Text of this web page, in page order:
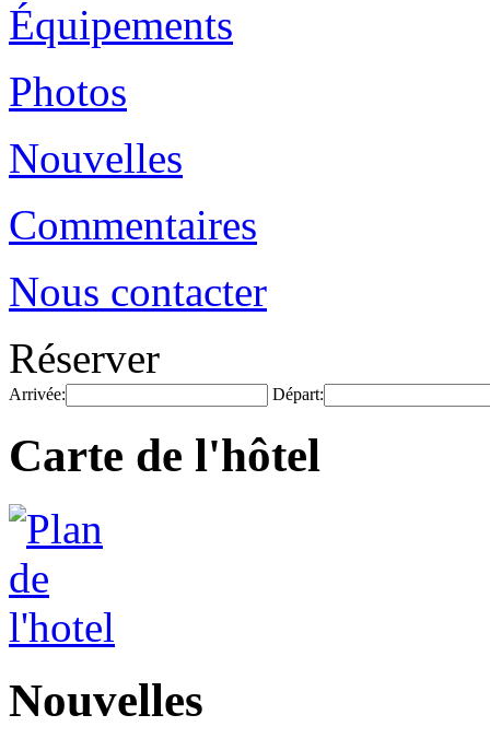
Équipements
Photos
Nouvelles
Commentaires
Nous contacter
Réserver
Arrivée: Départ:
Carte de l'hôtel
Nouvelles